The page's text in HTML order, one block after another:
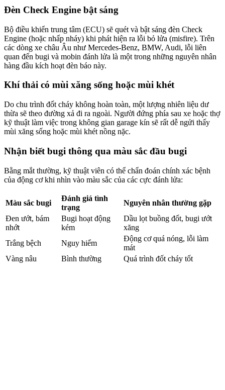
Đèn Check Engine bật sáng
Bộ điều khiển trung tâm (ECU) sẽ quét và bật sáng đèn Check
Engine (hoặc nhấp nháy) khi phát hiện ra lỗi bỏ lửa (misfire). Trên
các dòng xe châu Âu như Mercedes-Benz, BMW, Audi, lỗi liên
quan đến bugi và mobin đánh lửa là một trong những nguyên nhân
hàng đầu kích hoạt đèn báo này.
Khí thải có mùi xăng sống hoặc mùi khét
Do chu trình đốt cháy không hoàn toàn, một lượng nhiên liệu dư
thừa sẽ theo đường xả đi ra ngoài. Người đứng phía sau xe hoặc thợ
kỹ thuật làm việc trong không gian garage kín sẽ rất dễ ngửi thấy
mùi xăng sống hoặc mùi khét nồng nặc.
Nhận biết bugi thông qua màu sắc đầu bugi
Bằng mắt thường, kỹ thuật viên có thể chẩn đoán chính xác bệnh
của động cơ khi nhìn vào màu sắc của các cực đánh lửa:
Màu sắc bugi
Đánh giá tình
trạng
Nguyên nhân thường gặp
Đen ướt, bám
nhớt
Bugi hoạt động
kém
Dầu lọt buồng đốt, bugi ướt
xăng
Trắng bệch
Nguy hiểm
Động cơ quá nóng, lỗi làm
mát
Vàng nâu
Bình thường Quá trình đốt cháy tốt